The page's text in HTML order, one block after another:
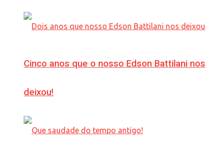
Cinco anos que o nosso Edson Battilani nos
deixou!